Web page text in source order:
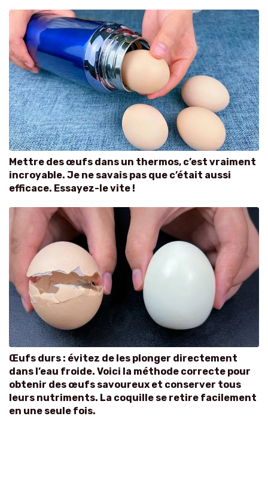
Mettre des œufs dans un thermos, c’est vraiment
incroyable. Je ne savais pas que c’était aussi
efficace. Essayez-le vite !
Œufs durs : évitez de les plonger directement
dans l’eau froide. Voici la méthode correcte pour
obtenir des œufs savoureux et conserver tous
leurs nutriments. La coquille se retire facilement
en une seule fois.